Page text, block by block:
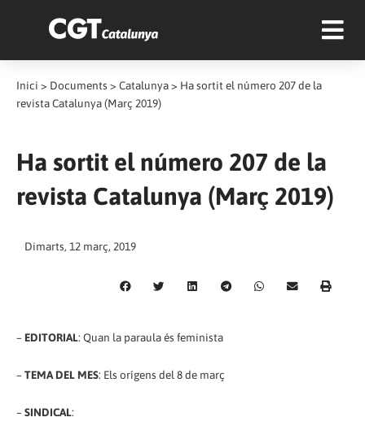
Inici > Documents > Catalunya> Ha sortit el número 207 de la
revista Catalunya (Març 2019)
Ha sortit el número 207 de la
revista Catalunya (Març 2019)
Dimarts, 12 març, 2019
– EDITORIAL: Quan la paraula és feminista
–TEMA DEL MES: Els orígens del 8 de març
–SINDICAL: